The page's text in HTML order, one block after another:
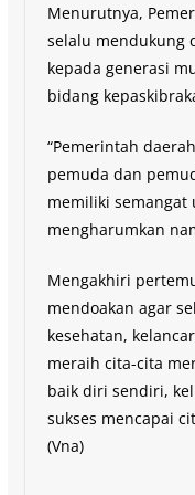
Menurutnya,
selalu mendukung
kepada generasi
bidang
“Pemerintah
pemuda dan
memiliki
mengharumkan
Mengakhiri
mendoakan agar
kesehatan,
meraih cita-cita
baik diri sendiri,
sukses mencapai
(Vna)